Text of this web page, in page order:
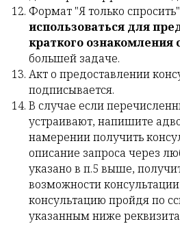
Формат "Я только спросить"
использоваться для
краткого ознакомления
большей задаче.
Акт о предоставлении
подписывается.
В случае если
устраивают, напишите
намерении получить
описание запроса через
указано в п.5 выше,
возможности
консультацию пройдя по
указанным ниже